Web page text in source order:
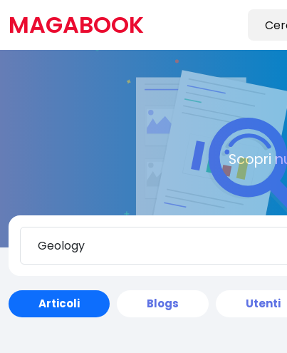
MAGABOOK
Scopri
Articoli Blogs Utenti